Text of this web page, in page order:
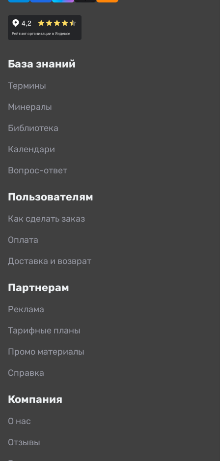
База знаний
Термины
Минералы
Библиотека
Календари
Вопрос-ответ
Пользователям
Как сделать заказ
Оплата
Доставка и возврат
Партнерам
Реклама
Тарифные планы
Промо материалы
Справка
Компания
О нас
Отзывы